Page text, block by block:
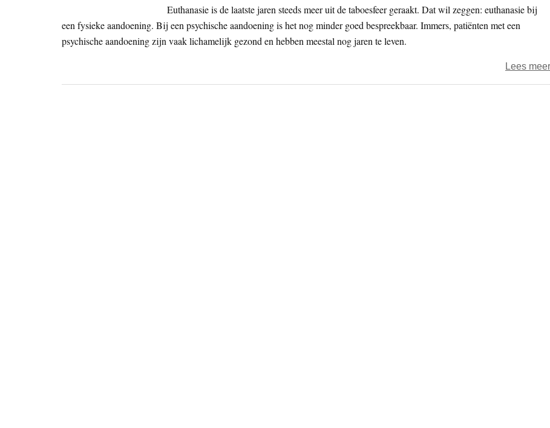
Euthanasie is de laatste jaren steeds meer uit de taboesfeer geraakt. Dat wil zeggen: euthanasie bij
een fysieke aandoening. Bij een psychische aandoening is het nog minder goed bespreekbaar. Immers, patiënten met een
psychische aandoening zijn vaak lichamelijk gezond en hebben meestal nog jaren te leven.
Lees meer